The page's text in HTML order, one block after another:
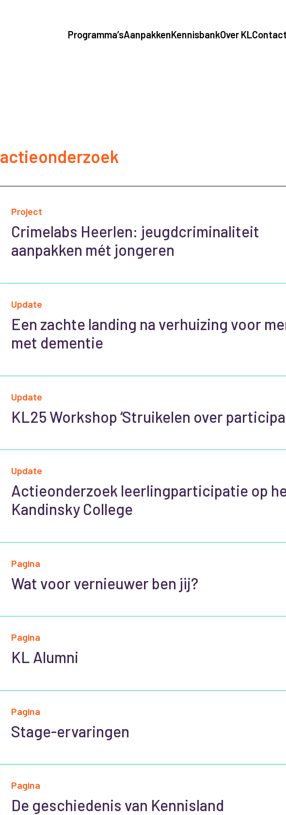
Programma’sAanpakkenKennisbankOver KL
actieonderzoek
Project
Crimelabs Heerlen: jeugdcriminaliteit
aanpakken mét jongeren
Update
Een zachte landing na verhuizing voor
met dementie
Update
KL25 Workshop ‘Struikelen over
Update
Actieonderzoek leerlingparticipatie op
Kandinsky College
Pagina
Wat voor vernieuwer ben jij?
Pagina
KL Alumni
Pagina
Stage-ervaringen
Pagina
De geschiedenis van Kennisland